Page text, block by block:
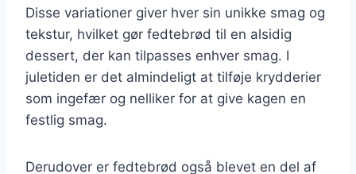
Disse variationer giver hver sin unikke smag og
tekstur, hvilket gør fedtebrød til en alsidig
dessert, der kan tilpasses enhver smag. I
juletiden er det almindeligt at tilføje krydderier
som ingefær og nelliker for at give kagen en
festlig smag.
Derudover er fedtebrød også blevet en del af